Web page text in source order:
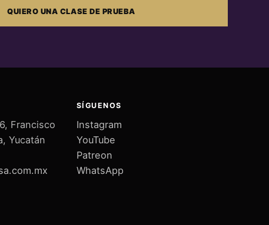
QUIERO UNA CLASE DE PRUEBA
Francisco
Yucatán
SÍGUENOS
Instagram
YouTube
Patreon
WhatsApp